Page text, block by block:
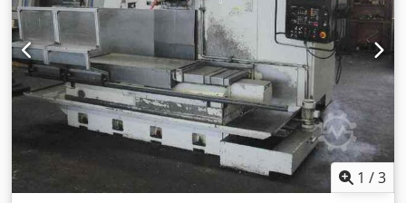
(8) 24 - 720 mm/min Súly ----- 1800 KG BESZÁMOLVA * 3
tengelyes digitális kijelző márka SINO * A munkaasztal
automatikus adagolása X,Y * Automatikus orsó adagolás
Crsdpfx Aoga T Dwjdwsf * LED világítás * Hűtőrendszer *
Luxus vezérlődoboz * Doboz különböző szerszámokkal
1 /3